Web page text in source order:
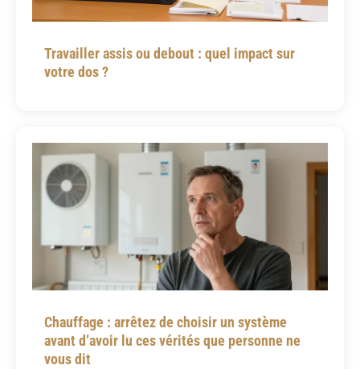
Travailler assis ou debout : quel impact sur
votre dos ?
Chauffage : arrêtez de choisir un système
avant d’avoir lu ces vérités que personne ne
vous dit